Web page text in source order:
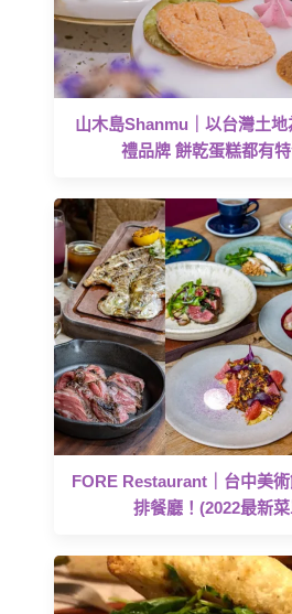
山木島Shanmu｜以台灣土
禮品牌 餅乾蛋糕都有
FORE Restaurant｜台中美
排餐廳！(2022最新